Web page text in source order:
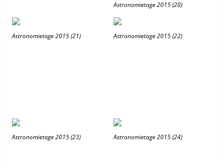
Astronomietage 2015 (20)
Astronomietage 2015 (21) Astronomietage 2015 (22)
Astronomietage 2015 (23) Astronomietage 2015 (24)